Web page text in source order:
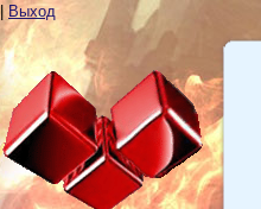
Выход